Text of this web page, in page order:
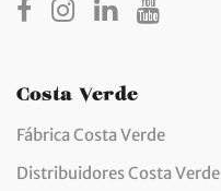
Costa Verde
Fábrica Costa Verde
Distribuidores Costa Verde